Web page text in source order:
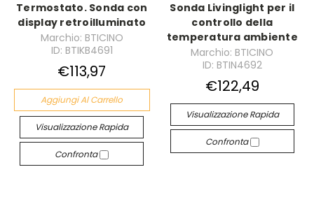
Termostato. Sonda con
display retroilluminato
Marchio: BTICINO
ID: BTIKB4691
€113,97
Aggiungi Al Carrello
Visualizzazione Rapida
Confronta
Sonda Livinglight per il
controllo della
temperatura ambiente
Marchio: BTICINO
ID: BTIN4692
€122,49
Visualizzazione Rapida
Confronta